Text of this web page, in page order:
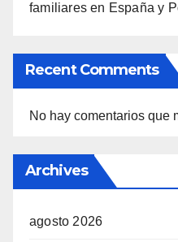
familiares en España y
Recent Comments
No hay comentarios que
Archives
agosto 2026